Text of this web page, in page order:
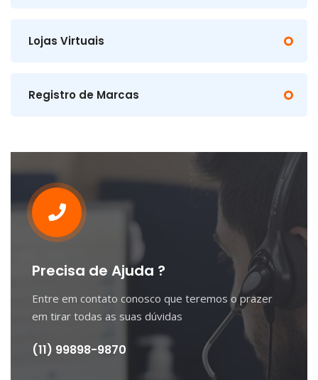
Lojas Virtuais
Registro de Marcas
Precisa de Ajuda ?
Entre em contato conosco que teremos o prazer
em tirar todas as suas dúvidas
(11) 99898-9870